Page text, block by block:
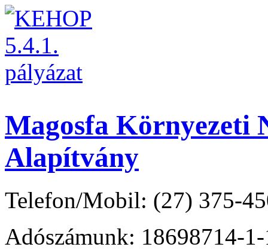
Magosfa Környezeti
Alapítvány
Telefon/Mobil: (27) 375-
Adószámunk: 18698714-